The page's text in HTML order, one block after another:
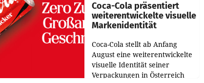
Coca-Cola präsentiert
weiterentwickelte visuelle
Markenidentität
Coca-Cola stellt ab Anfang
August eine weiterentwickelte
visuelle Identität seiner
Verpackungen in Österreich